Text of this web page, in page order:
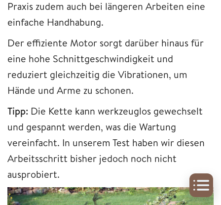
Praxis zudem auch bei längeren Arbeiten eine
einfache Handhabung.
Der effiziente Motor sorgt darüber hinaus für
eine hohe Schnittgeschwindigkeit und
reduziert gleichzeitig die Vibrationen, um
Hände und Arme zu schonen.
Tipp: Die Kette kann werkzeuglos gewechselt
und gespannt werden, was die Wartung
vereinfacht. In unserem Test haben wir diesen
Arbeitsschritt bisher jedoch noch nicht
ausprobiert.